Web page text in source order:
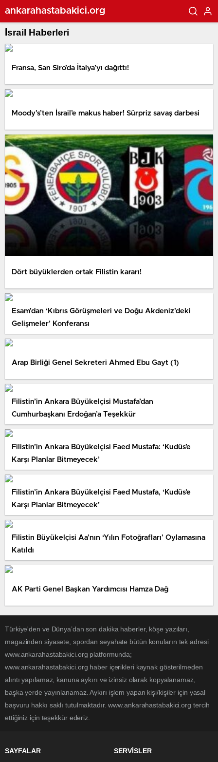
ankarahastabakici.org
İsrail Haberleri
Fransa, San Siro’da İtalya’yı dağıttı!
Moody’s’ten İsrail’e makus haber! Sürpriz savaş darbesi
Dört büyüklerden ortak Filistin kararı!
Esam’dan ‘Kıbrıs Görüşmeleri ve Doğu Akdeniz’deki
Gelişmeler’ Konferansı
Arap Birliği Genel Sekreteri Ahmed Ebu Gayt (1)
Filistin’in Ankara Büyükelçisi Mustafa’dan
Cumhurbaşkanı Erdoğan’a Teşekkür
Filistin’in Ankara Büyükelçisi Faed Mustafa: ‘Kudüs’e
Karşı Planlar Bitmeyecek’
Filistin’in Ankara Büyükelçisi Faed Mustafa, ‘Kudüs’e
Karşı Planlar Bitmeyecek’
Filistin Büyükelçisi Aa’nın ‘Yılın Fotoğrafları’ Oylamasına
Katıldı
AK Parti Genel Başkan Yardımcısı Hamza Dağ
Türkiye'den ve Dünya’dan son dakika haberler, köşe yazıları,
magazinden siyasete, spordan seyahate bütün konuların tek adresi
www.ankarahastabakici.org platformunda;
www.ankarahastabakici.org haber içerikleri kaynak gösterilmeden
alıntı yapılamaz, kanuna aykırı ve izinsiz olarak kopyalanamaz,
başka yerde yayınlanamaz. Aykırı işlem yapan kişi/kişiler için yasal
başvuru hakkı saklı tutulmaktadır. www.ankarahastabakici.org tercih
ettiğiniz için teşekkür ederiz.
SAYFALAR SERVİSLER